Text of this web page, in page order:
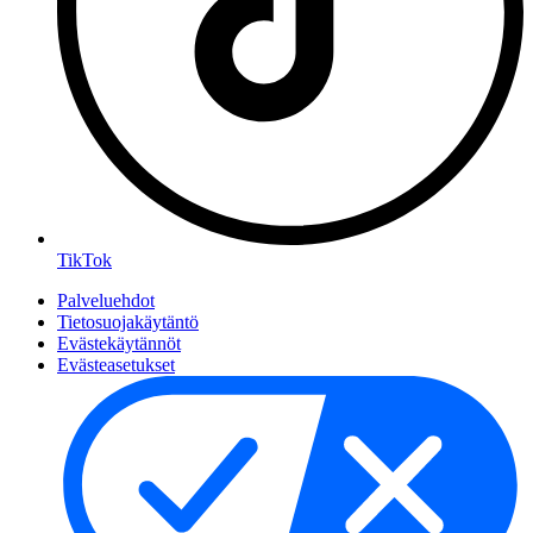
TikTok
Palveluehdot
Tietosuojakäytäntö
Evästekäytännöt
Evästeasetukset